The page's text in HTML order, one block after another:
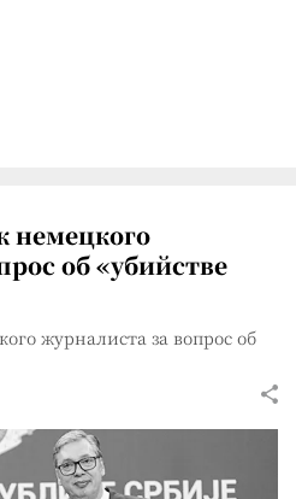
немецкого
об «убийстве
журналиста за вопрос об